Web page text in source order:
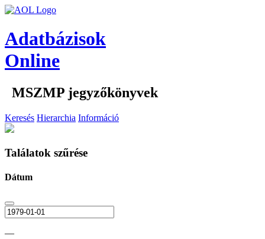
Adatbázisok
Online
MSZMP jegyzőkönyvek
Keresés Hierarchia Információ
Találatok szűrése
Dátum
—